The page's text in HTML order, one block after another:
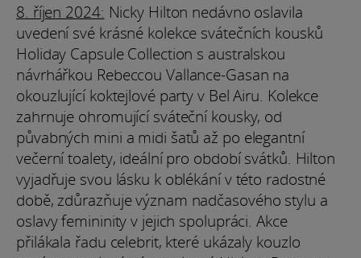
8. říjen 2024: Nicky Hilton nedávno oslavila
uvedení své krásné kolekce svátečních kousků
Holiday Capsule Collection s australskou
návrhářkou Rebeccou Vallance-Gasan na
okouzlující koktejlové party v Bel Airu. Kolekce
zahrnuje ohromující sváteční kousky, od
půvabných mini a midi šatů až po elegantní
večerní toalety, ideální pro období svátků. Hilton
vyjadřuje svou lásku k oblékání v této radostné
době, zdůrazňuje význam nadčasového stylu a
oslavy femininity v jejich spolupráci. Akce
přilákala řadu celebrit, které ukázaly kouzlo